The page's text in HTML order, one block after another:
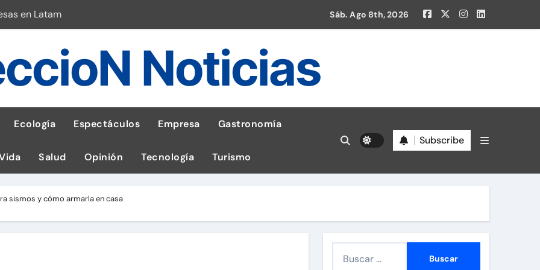
en Latam
de hígado
de GEI en sus operaciones
de celular según OSIPTEL
¡Descarga la app de Meridianbet y gana una jugada gratis en la Liga 1!
Sáb. Ago 8th, 2026
Noticias
Ecología Espectáculos Empresa Gastronomía
Salud Opinión Tecnología Turismo
Subscribe
sismos y cómo armarla en casa